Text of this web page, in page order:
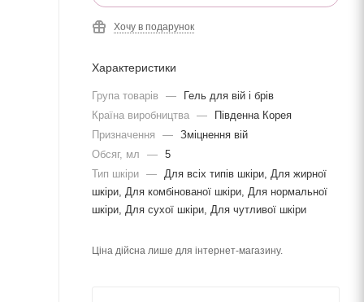
Хочу в подарунок
Характеристики
Група товарів —
Гель для вій і брів
Країна виробництва —
Південна Корея
Призначення
— Зміцнення вій
Обсяг, мл
— 5
Тип шкіри —
Для всіх типів шкіри, Для жирної
шкіри, Для комбінованої шкіри, Для нормальної
шкіри, Для сухої шкіри, Для чутливої шкіри
Ціна дійсна лише для інтернет-магазину.